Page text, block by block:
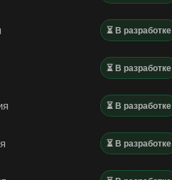
⏳ В разработке
⏳ В разработке
⏳ В разработке
⏳ В разработке